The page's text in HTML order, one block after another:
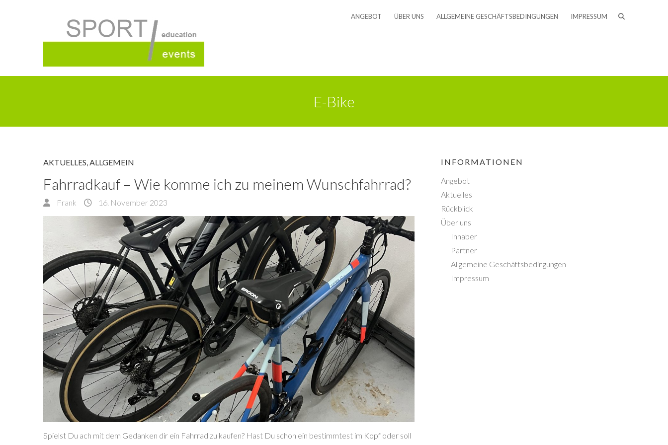
ANGEBOT ÜBER UNS ALLGEMEINE GESCHÄFTSBEDINGUNGEN IMPRESSUM
E-Bike
AKTUELLES,ALLGEMEIN
Fahrradkauf – Wie komme ich zu meinem Wunschfahrrad?
Frank 16. November 2023
Spielst Du ach mit dem Gedanken dir ein Fahrrad zu kaufen? Hast Du schon ein bestimmtest im Kopf oder soll
INFORMATIONEN
Angebot
Aktuelles
Rückblick
Über uns
Inhaber
Partner
Allgemeine Geschäftsbedingungen
Impressum